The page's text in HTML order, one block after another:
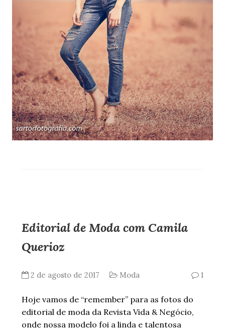
Editorial de Moda com Camila
Querioz
2 de agosto de 2017 Moda 1
Hoje vamos de “remember” para as fotos do
editorial de moda da Revista Vida & Negócio,
onde nossa modelo foi a linda e talentosa